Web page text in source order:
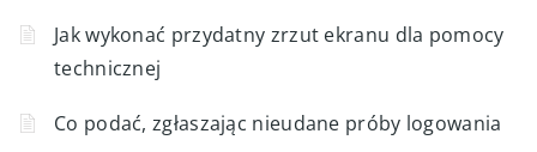
Jak wykonać przydatny zrzut ekranu dla pomocy
technicznej
Co podać, zgłaszając nieudane próby logowania